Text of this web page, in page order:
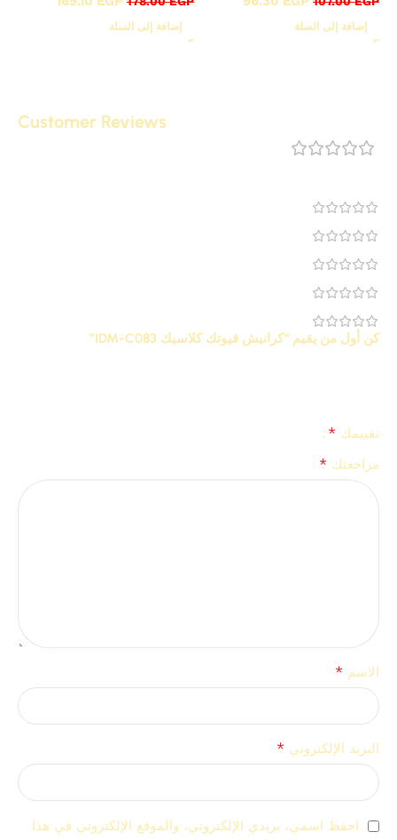
إضافة إلى السلة إضافة إلى السلة
Customer Reviews
كن أول من يقيم “كرانيش فيوتك كلاسيك IDM-C083”
تقييمك *
مراجعتك *
الاسم *
البريد الإلكتروني *
احفظ اسمي، بريدي الإلكتروني، والموقع الإلكتروني في هذا